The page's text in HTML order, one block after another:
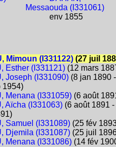
Messaouda (I331061)
env 1855
Mimoun (I331122)(27 juil
Esther (I331121)(12 mars
Joseph (I331090)(8 jan 1890 -
1954)
Menana (I331059)(6 août
Aïcha (I331063)(6 août 1891 -
Samuel (I331089)(25 fév
Djemila (I331087)(25 juil
Menana (I331086)(14 fév